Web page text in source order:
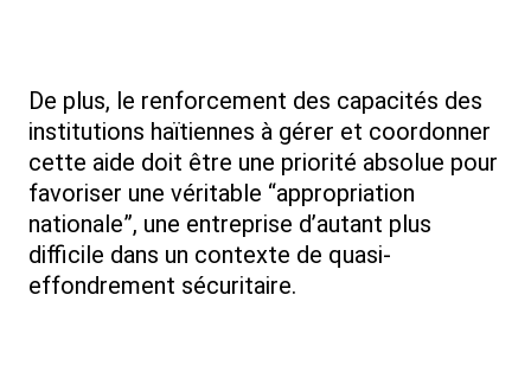
De plus, le renforcement des capacités des
institutions haïtiennes à gérer et coordonner
cette aide doit être une priorité absolue pour
favoriser une véritable “appropriation
nationale”, une entreprise d’autant plus
difficile dans un contexte de quasi-
effondrement sécuritaire.